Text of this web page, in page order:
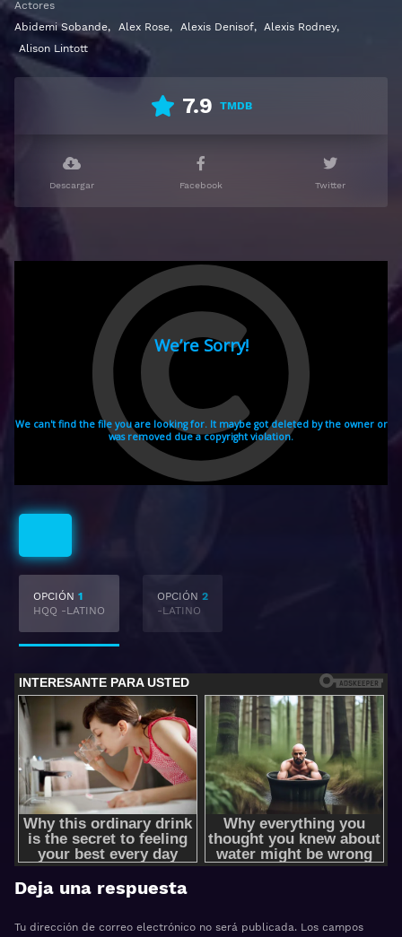
Actores
Abidemi Sobande, Alex Rose, Alexis Denisof, Alexis Rodney,
Alison Lintott
7.9 TMDB
Descargar Facebook Twitter
OPCIÓN 1
HQQ -LATINO
OPCIÓN 2
-LATINO
Deja una respuesta
Tu dirección de correo electrónico no será publicada. Los campos